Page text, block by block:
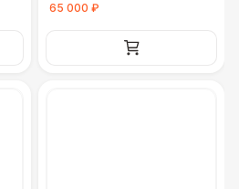
65 000 ₽